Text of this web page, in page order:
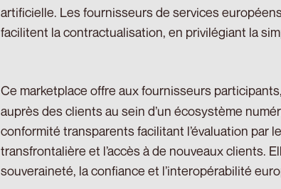
artificielle. Les fournisseurs de services
facilitent la contractualisation, en privilégiant la
Ce marketplace offre aux fournisseurs
auprès des clients au sein d’un écosystème
conformité transparents facilitant l’évaluation par
transfrontalière et l’accès à de nouveaux clients.
souveraineté, la confiance et l’interopérabilité